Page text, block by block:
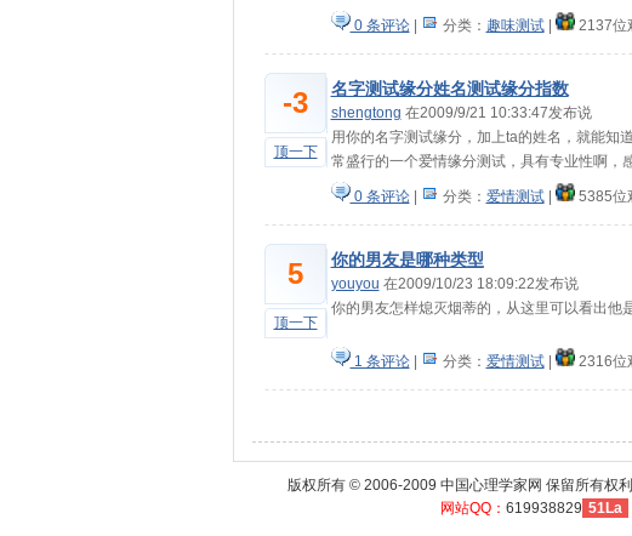
0 条评论| 分类： 趣味测试| 2137位
-3
顶一下
名字测试缘分姓名测试缘分指数
shengtong 在2009/9/21 10:33:47发布说
用你的名字测试缘分，加上ta的姓名，就能知
常盛行的一个爱情缘分测试，具有专业性啊，
0 条评论| 分类： 爱情测试| 5385位
5
顶一下
你的男友是哪种类型
youyou 在2009/10/23 18:09:22发布说
你的男友怎样熄灭烟蒂的，从这里可以看出他
1 条评论| 分类： 爱情测试| 2316位
版权所有 © 2006-2009 中国心理学家网 保留所有权
网站QQ： 619938829 51La